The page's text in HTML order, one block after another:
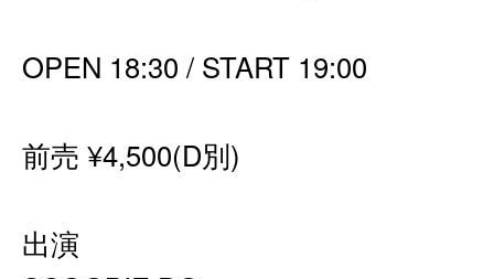
OPEN 18:30 / START 19:00
前売 ¥4,500(D別)
出演